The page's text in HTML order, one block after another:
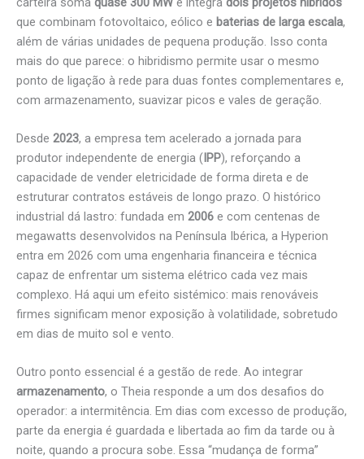
que combinam fotovoltaico, eólico e baterias de larga escala,
além de várias unidades de pequena produção. Isso conta
mais do que parece: o hibridismo permite usar o mesmo
ponto de ligação à rede para duas fontes complementares e,
com armazenamento, suavizar picos e vales de geração.
Desde 2023, a empresa tem acelerado a jornada para
produtor independente de energia (IPP), reforçando a
capacidade de vender eletricidade de forma direta e de
estruturar contratos estáveis de longo prazo. O histórico
industrial dá lastro: fundada em 2006 e com centenas de
megawatts desenvolvidos na Península Ibérica, a Hyperion
entra em 2026 com uma engenharia financeira e técnica
capaz de enfrentar um sistema elétrico cada vez mais
complexo. Há aqui um efeito sistémico: mais renováveis
firmes significam menor exposição à volatilidade, sobretudo
em dias de muito sol e vento.
Outro ponto essencial é a gestão de rede. Ao integrar
armazenamento, o Theia responde a um dos desafios do
operador: a intermitência. Em dias com excesso de produção,
parte da energia é guardada e libertada ao fim da tarde ou à
noite, quando a procura sobe. Essa “mudança de forma”